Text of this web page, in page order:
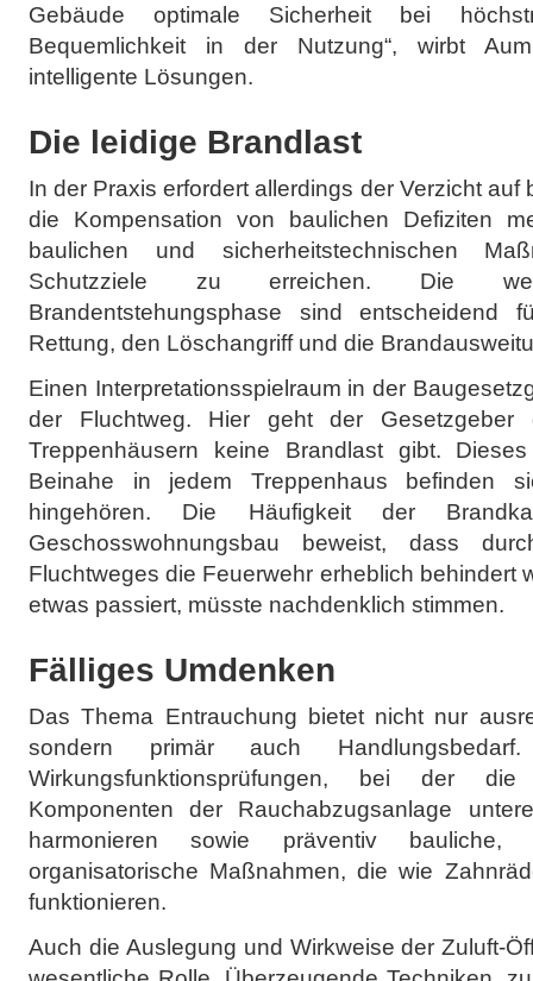
Gebäude optimale Sicherheit bei
Bequemlichkeit in der Nutzung“, wirbt
intelligente Lösungen.
Die leidige Brandlast
In der Praxis erfordert allerdings der Verzicht
die Kompensation von baulichen Defiziten
baulichen und sicherheitstechnischen
Schutzziele zu erreichen. Die
Brandentstehungsphase sind entscheidend
Rettung, den Löschangriff und die
Einen Interpretationsspielraum in der
der Fluchtweg. Hier geht der
Treppenhäusern keine Brandlast gibt.
Beinahe in jedem Treppenhaus befinden
hingehören. Die Häufigkeit der
Geschosswohnungsbau beweist, dass
Fluchtweges die Feuerwehr erheblich behindert
etwas passiert, müsste nachdenklich stimmen.
Fälliges Umdenken
Das Thema Entrauchung bietet nicht nur
sondern primär auch
Wirkungsfunktionsprüfungen, bei der
Komponenten der Rauchabzugsanlage
harmonieren sowie präventiv bauliche,
organisatorische Maßnahmen, die wie
funktionieren.
Auch die Auslegung und Wirkweise der Zuluft-